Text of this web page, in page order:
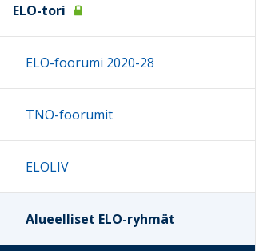
ELO-tori
ELO-foorumi 2020-28
TNO-foorumit
ELOLIV
Alueelliset ELO-ryhmät